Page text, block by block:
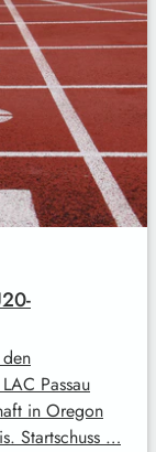
Passau
in Oregon
Startschuss …